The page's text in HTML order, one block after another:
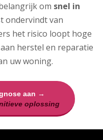
om snel in
ondervindt van
het risico loopt hoge
herstel en reparatie
uw woning.
aan →
oplossing